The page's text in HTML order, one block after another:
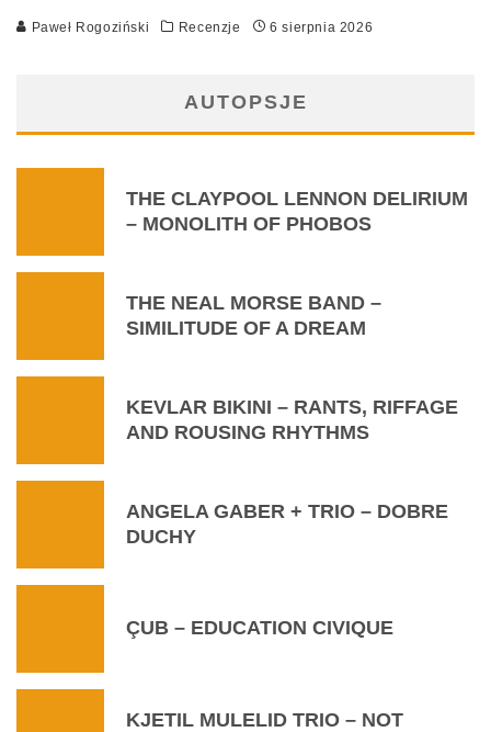
Paweł Rogoziński Recenzje 6 sierpnia 2026
AUTOPSJE
THE CLAYPOOL LENNON DELIRIUM
– MONOLITH OF PHOBOS
THE NEAL MORSE BAND –
SIMILITUDE OF A DREAM
KEVLAR BIKINI – RANTS, RIFFAGE
AND ROUSING RHYTHMS
ANGELA GABER + TRIO – DOBRE
DUCHY
ÇUB – EDUCATION CIVIQUE
KJETIL MULELID TRIO – NOT